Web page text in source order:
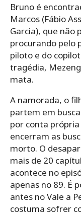
Bruno é
Marcos (Fábio
Garcia), que não
procurando pelo
piloto e do
tragédia,
mata.
A namorada, o
partem em
por conta
encerram as
morto. O
mais de 20
acontece no
apenas no 89. É
antes no Vale a
costuma sofrer